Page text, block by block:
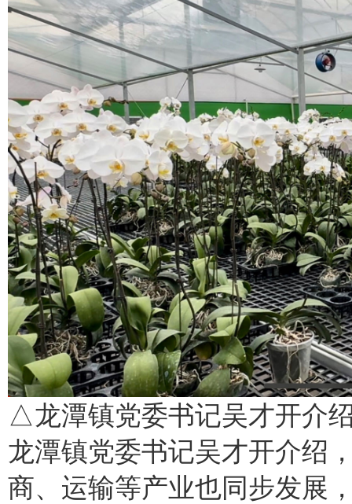
△龙潭镇党委书记吴才开介
龙潭镇党委书记吴才开介绍
商、运输等产业也同步发展